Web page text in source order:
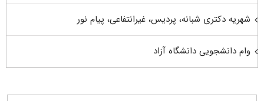
شهریه دکتری شبانه، پردیس، غیرانتفاعی، پیام نور
وام دانشجویی دانشگاه آزاد